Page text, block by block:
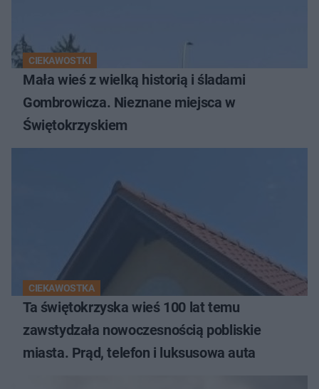
CIEKAWOSTKI
Mała wieś z wielką historią i śladami
Gombrowicza. Nieznane miejsca w
Świętokrzyskiem
CIEKAWOSTKA
Ta świętokrzyska wieś 100 lat temu
zawstydzała nowoczesnością pobliskie
miasta. Prąd, telefon i luksusowa auta